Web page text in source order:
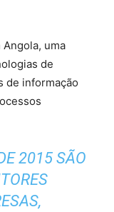
uma
de
de informação
2015 SÃO